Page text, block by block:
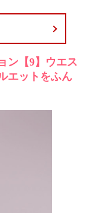
ン【9】ウエス
エットをふん